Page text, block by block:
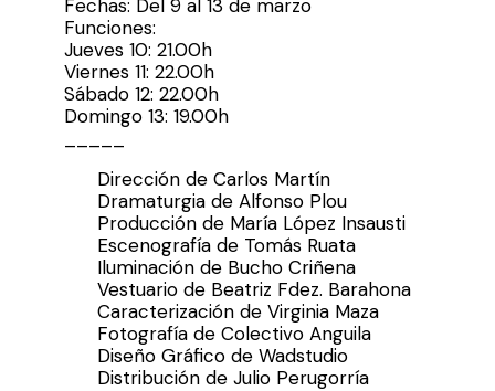
Fechas: Del 9 al 13 de marzo
Funciones:
Jueves 10: 21.00h
Viernes 11: 22.00h
Sábado 12: 22.00h
Domingo 13: 19.00h
Dirección de Carlos Martín
Dramaturgia de Alfonso Plou
Producción de María López Insausti
Escenografía de Tomás Ruata
Iluminación de Bucho Criñena
Vestuario de Beatriz Fdez. Barahona
Caracterización de Virginia Maza
Fotografía de Colectivo Anguila
Diseño Gráfico de Wadstudio
Distribución de Julio Perugorría